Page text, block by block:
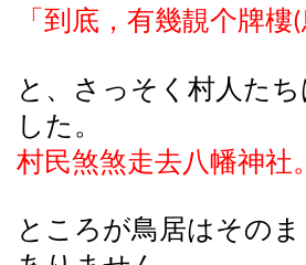
「到底，有幾靚个牌樓(
と、さっそく村人た
した。
村民煞煞走去八幡神社
ところが鳥居はその